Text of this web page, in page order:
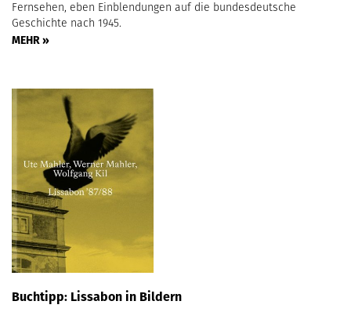
Fernsehen, eben Einblendungen auf die bundesdeutsche
Geschichte nach 1945.
MEHR »
Buchtipp: Lissabon in Bildern